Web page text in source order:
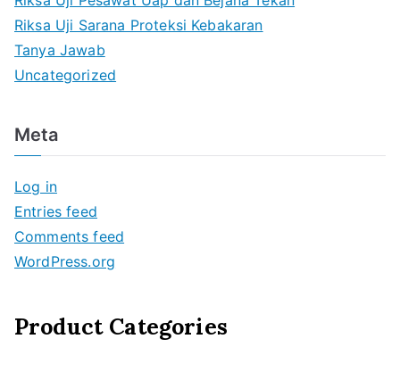
Riksa Uji Sarana Proteksi Kebakaran
Tanya Jawab
Uncategorized
Meta
Log in
Entries feed
Comments feed
WordPress.org
Product Categories